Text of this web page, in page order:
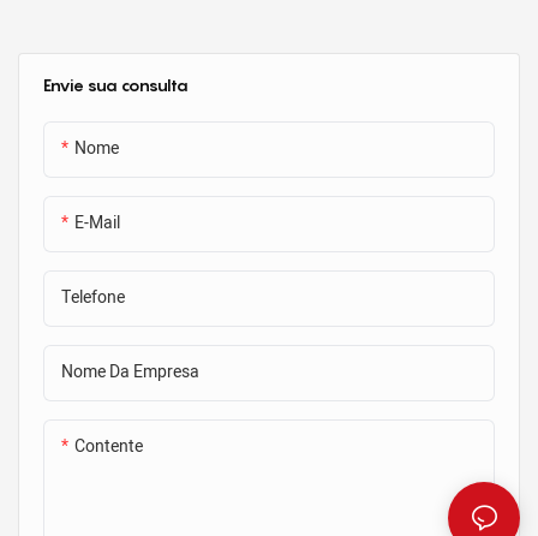
Envie sua consulta
Nome
E-Mail
Telefone
Nome Da Empresa
Contente